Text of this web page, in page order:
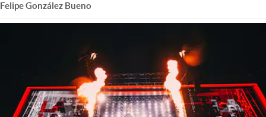
Felipe González Bueno